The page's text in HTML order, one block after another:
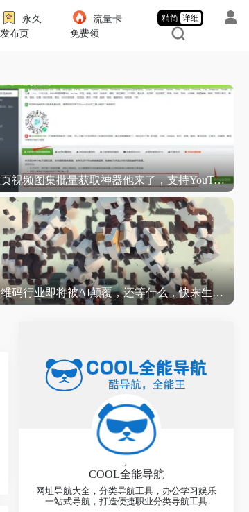
永久
发布页
流量卡
免费领
精简 详细
短视频运营技巧：短视频剪辑必备工
音视频/
主页视频图集批量获取神器他来了，支持YouTube、TikTok、Instagram、Twitter、抖音和B站等…
二维码行业即将被AI颠覆，还等什么，快来生成你的AI艺术二维码
COOL全能导航
网址导航大全，分类导航工具，办公学习娱乐
一站式导航，打造便捷职业分类导航工具